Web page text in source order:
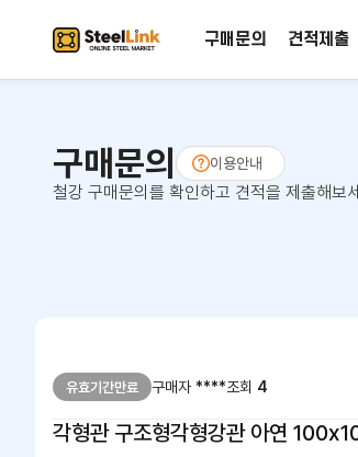
구매문의 견적제출
구매문의 이용안내
철강 구매문의를 확인하고 견적을 제출해보
유효기간만료 구매자 ****조회 4
각형관 구조형각형강관 아연